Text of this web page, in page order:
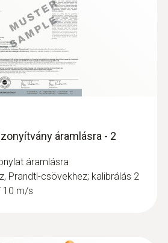
áramlásra - 2
áramlásra
Prandtl-csövekhez; kalibrálás 2
10 m/s